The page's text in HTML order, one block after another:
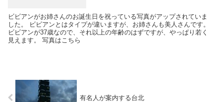
ビビアンがお姉さんのお誕生日を祝っている写真がアップされていま
した。 ビビアンとはタイプが違いますが、お姉さんも美人さんです。
ビビアンが37歳なので、それ以上の年齢のはずですが、やっぱり若く
見えます。 写真はこちら
有名人が案内する台北